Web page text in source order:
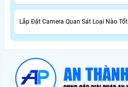
Lắp Đặt Camera Quan Sát Loại Nào Tốt